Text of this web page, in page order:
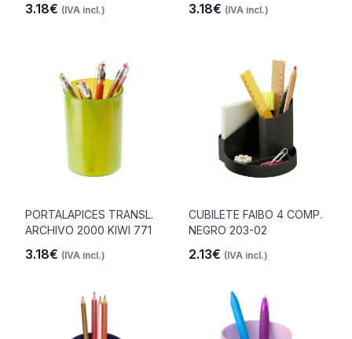
3.18€ (IVA incl.) 3.18€ (IVA incl.)
PORTALAPICES TRANSL.
ARCHIVO 2000 KIWI 771
3.18€ (IVA incl.)
CUBILETE FAIBO 4 COMP.
NEGRO 203-02
2.13€ (IVA incl.)